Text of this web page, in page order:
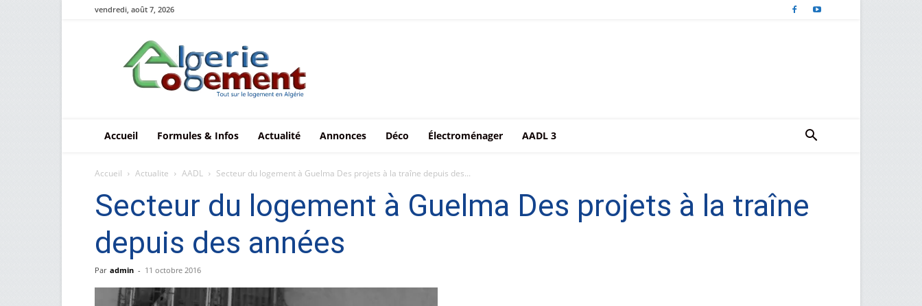
vendredi, août 7, 2026
Le
logement
en
Algérie
Accueil Formules & Infos Actualité Annonces Déco Électroménager AADL 3
Accueil Actualite AADL Secteur du logement à Guelma Des projets à la traîne depuis des...
Secteur du logement à Guelma Des projets à la traîne
depuis des années
Par admin - 11 octobre 2016